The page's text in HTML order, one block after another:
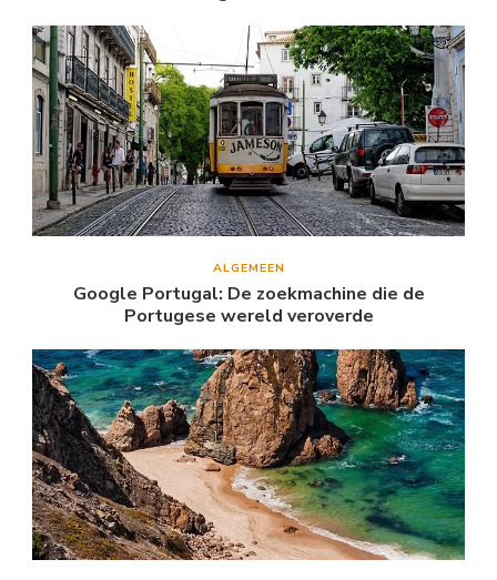
ALGEMEEN
Google Portugal: De zoekmachine die de
Portugese wereld veroverde